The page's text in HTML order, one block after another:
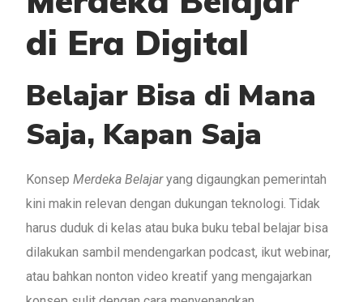
di Era Digital
Belajar Bisa di Mana
Saja, Kapan Saja
KonsepMerdeka Belajaryang digaungkan pemerintah
kini makin relevan dengan dukungan teknologi. Tidak
harus duduk di kelas atau buka buku tebal belajar bisa
dilakukan sambil mendengarkan podcast, ikut webinar,
atau bahkan nonton video kreatif yang mengajarkan